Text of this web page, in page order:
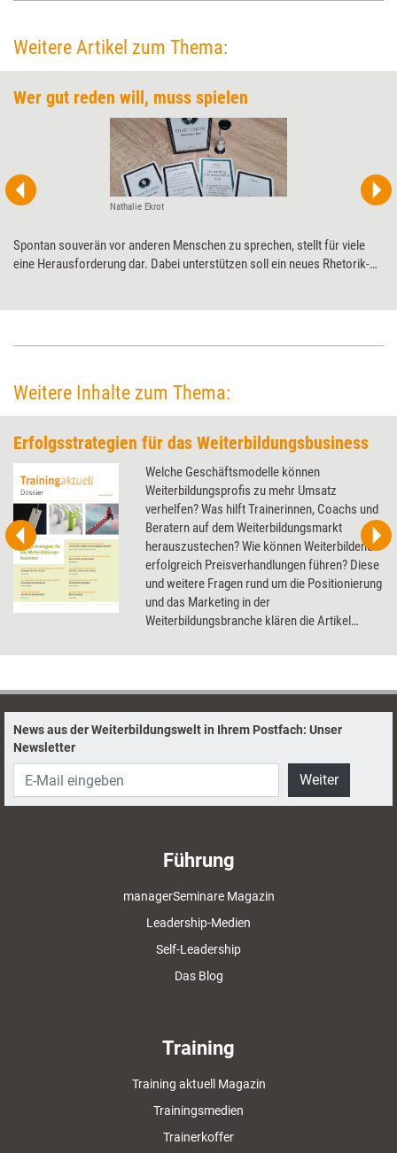
Weitere Artikel zum Thema:
Wer gut reden will, muss spielen
Nathalie Ekrot
Spontan souverän vor anderen Menschen zu sprechen, stellt für viele
eine Herausforderung dar. Dabei unterstützen soll ein neues Rhetorik-
Weitere Inhalte zum Thema:
Erfolgsstrategien für das Weiterbildungsbusiness
Welche Geschäftsmodelle können
Weiterbildungsprofis zu mehr Umsatz
verhelfen? Was hilft Trainerinnen, Coachs und
Beratern auf dem Weiterbildungsmarkt
herauszustechen? Wie können Weiterbildende
erfolgreich Preisverhandlungen führen? Diese
und weitere Fragen rund um die Positionierung
und das Marketing in der
Weiterbildungsbranche klären die Artikel
News aus der Weiterbildungswelt in Ihrem Postfach: Unser
Newsletter
Weiter
Führung
managerSeminare Magazin
Leadership-Medien
Self-Leadership
Das Blog
Training
Training aktuell Magazin
Trainingsmedien
Trainerkoffer